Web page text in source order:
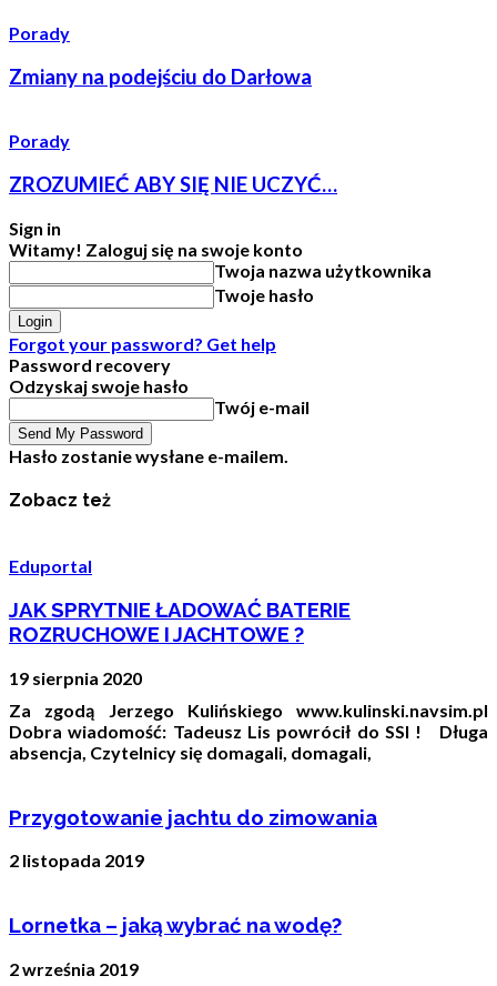
Porady
Zmiany na podejściu do Darłowa
Porady
ZROZUMIEĆ ABY SIĘ NIE UCZYĆ…
Sign in
Witamy! Zaloguj się na swoje konto
Twoja nazwa użytkownika
Twoje hasło
Forgot your password? Get help
Password recovery
Odzyskaj swoje hasło
Twój e-mail
Hasło zostanie wysłane e-mailem.
Zobacz też
Eduportal
JAK SPRYTNIE ŁADOWAĆ BATERIE
ROZRUCHOWE I JACHTOWE ?
19 sierpnia 2020
Za zgodą Jerzego Kulińskiego www.kulinski.navsim.pl
Dobra wiadomość: Tadeusz Lis powrócił do SSI ! Długa
absencja, Czytelnicy się domagali, domagali,
Przygotowanie jachtu do zimowania
2 listopada 2019
Lornetka – jaką wybrać na wodę?
2 września 2019